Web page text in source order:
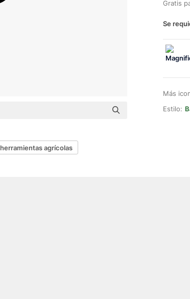
Gratis
Se
Más
Estilo:
herramientas agrícolas